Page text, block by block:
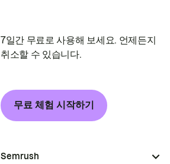
7일간 무료로 사용해 보세요. 언제든지
취소할 수 있습니다.
무료 체험 시작하기
Semrush